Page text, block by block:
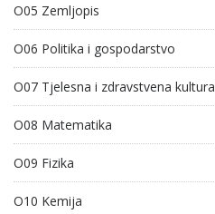
O05 Zemljopis
O06 Politika i gospodarstvo
O07 Tjelesna i zdravstvena kultura
O08 Matematika
O09 Fizika
O10 Kemija